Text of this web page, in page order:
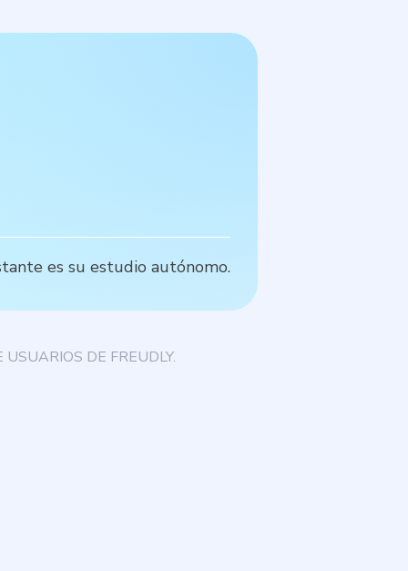
es su estudio autónomo.
DE FREUDLY.